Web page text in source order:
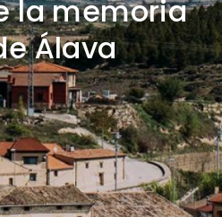
la memoria
Álava